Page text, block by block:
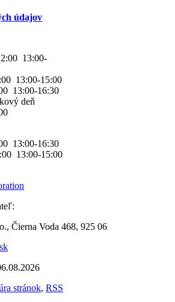
údajov
13:00-
13:00-15:00
13:00-16:30
deň
13:00-16:30
13:00-15:00
Čierna Voda 468, 925 06
stránok, RSS